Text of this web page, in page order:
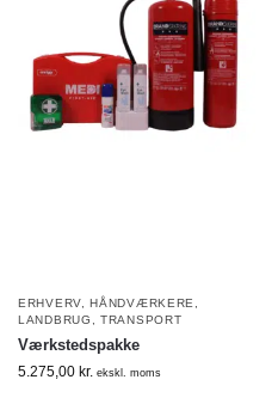
ERHVERV,HÅNDVÆRKERE
LANDBRUG
,TRANSPORT
Værkstedspakke
5.275,00 kr. ekskl. moms